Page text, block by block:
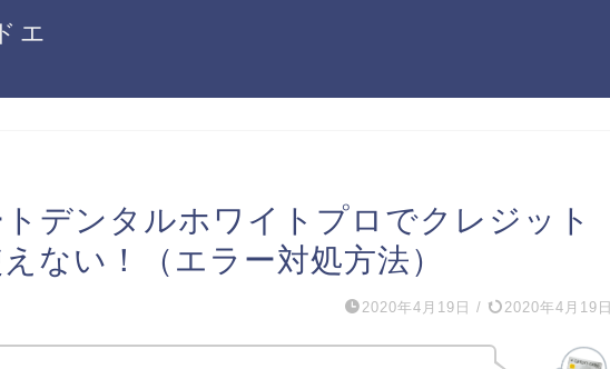
エ
デンタルホワイトプロでクレジット
ない！（エラー対処方法）
2020年4月19日 / 2020年4月19日